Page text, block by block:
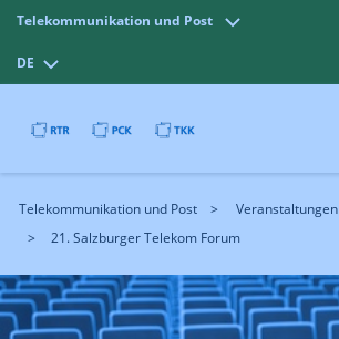
Telekommunikation und Post
DE
Telekommunikation und Post
Veranstaltungen
21. Salzburger Telekom Forum